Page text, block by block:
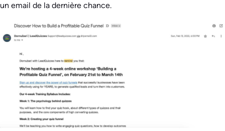
un email de la dernière chance.